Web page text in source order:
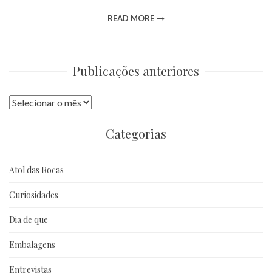
READ MORE
Publicações anteriores
Publicações
Categorias
Atol das Rocas
Curiosidades
Dia de que
Embalagens
Entrevistas